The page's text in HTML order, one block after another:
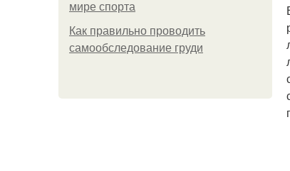
мире спорта
Как правильно проводить
самообследование груди